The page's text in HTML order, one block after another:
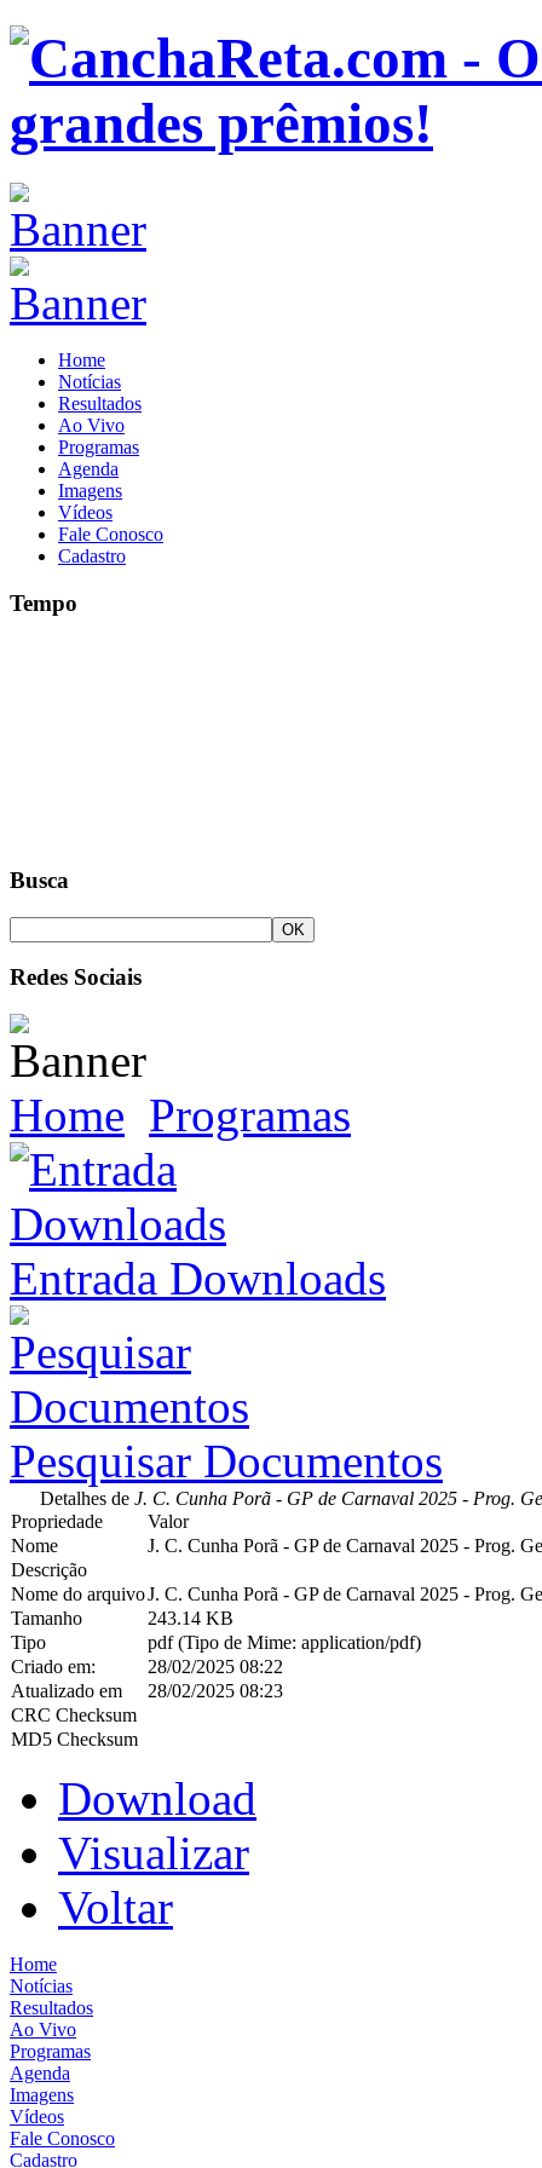
Home
Notícias
Resultados
Ao Vivo
Programas
Agenda
Imagens
Vídeos
Fale Conosco
Cadastro
Tempo
Busca
Redes Sociais
Home Programas
Entrada Downloads
Pesquisar Documentos
Detalhes deJ. C. Cunha Porã - GP de Carnaval 2025 - Prog.
Propriedade
Valor
Nome
J. C. Cunha Porã - GP de Carnaval 2025 - Prog.
Descrição
Nome do arquivoJ. C. Cunha Porã - GP de Carnaval 2025 - Prog.
Tamanho
243.14 KB
Tipo
pdf (Tipo de Mime: application/pdf)
Criado em:
28/02/2025 08:22
Atualizado em
28/02/2025 08:23
CRC Checksum
MD5 Checksum
Download
Visualizar
Voltar
Home
Notícias
Resultados
Ao Vivo
Programas
Agenda
Imagens
Vídeos
Fale Conosco
Cadastro